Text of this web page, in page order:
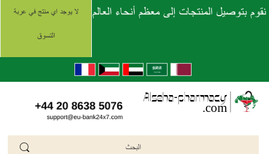
لا يوجد اي منتج في عربة
التسوق
نقوم بتوصيل المنتجات إلى معظم أنحاء العالم